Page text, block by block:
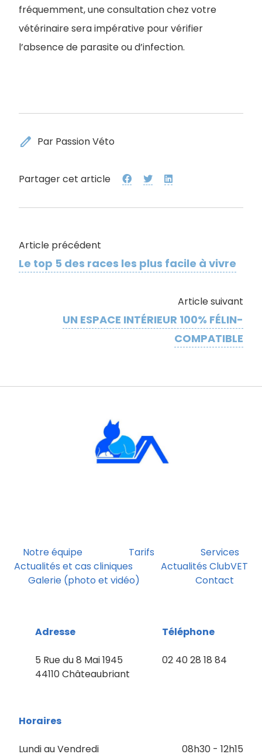
fréquemment, une consultation chez votre
vétérinaire sera impérative pour vérifier
l’absence de parasite ou d’infection.
edit Par Passion Véto
Partager cet article
Article précédent
Le top 5 des races les plus facile à vivre
Article suivant
UN ESPACE INTÉRIEUR 100% FÉLIN-
COMPATIBLE
Notre équipe Tarifs
Services
Actualités et cas cliniques
Actualités ClubVET
Galerie (photo et vidéo)
Contact
Adresse
5 Rue du 8 Mai 1945
44110 Châteaubriant
Téléphone
02 40 28 18 84
Horaires
Lundi au Vendredi 08h30 - 12h15